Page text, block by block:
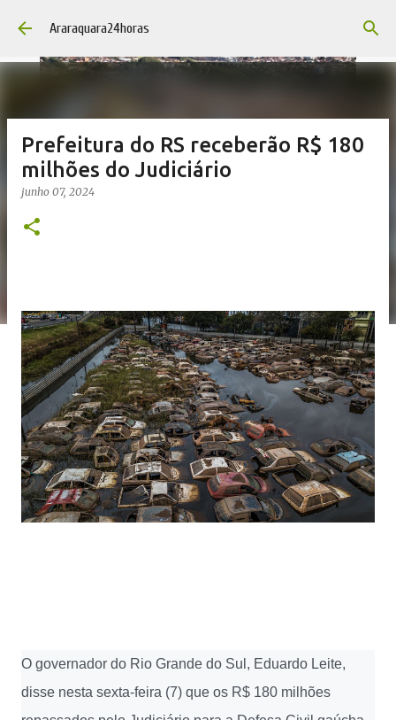
Pular para o conteúdo principal
Araraquara24horas
Prefeitura do RS receberão R$ 180
milhões do Judiciário
junho 07, 2024
O governador do Rio Grande do Sul, Eduardo Leite,
disse nesta sexta-feira (7) que os R$ 180 milhões